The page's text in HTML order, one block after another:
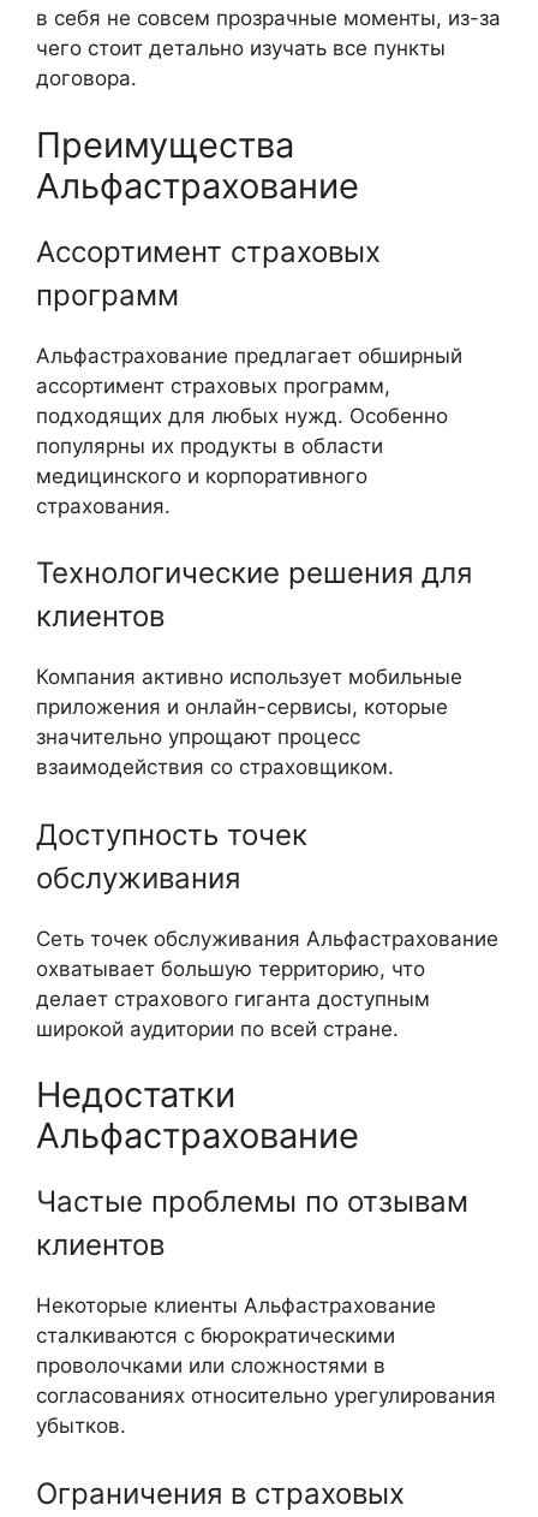
в себя не совсем прозрачные моменты, из-за
чего стоит детально изучать все пункты
договора.
Преимущества
Альфастрахование
Ассортимент страховых
программ
Альфастрахование предлагает обширный
ассортимент страховых программ,
подходящих для любых нужд. Особенно
популярны их продукты в области
медицинского и корпоративного
страхования.
Технологические решения для
клиентов
Компания активно использует мобильные
приложения и онлайн-сервисы, которые
значительно упрощают процесс
взаимодействия со страховщиком.
Доступность точек
обслуживания
Сеть точек обслуживания Альфастрахование
охватывает большую территорию, что
делает страхового гиганта доступным
широкой аудитории по всей стране.
Недостатки
Альфастрахование
Частые проблемы по отзывам
клиентов
Некоторые клиенты Альфастрахование
сталкиваются с бюрократическими
проволочками или сложностями в
согласованиях относительно урегулирования
убытков.
Ограничения в страховых